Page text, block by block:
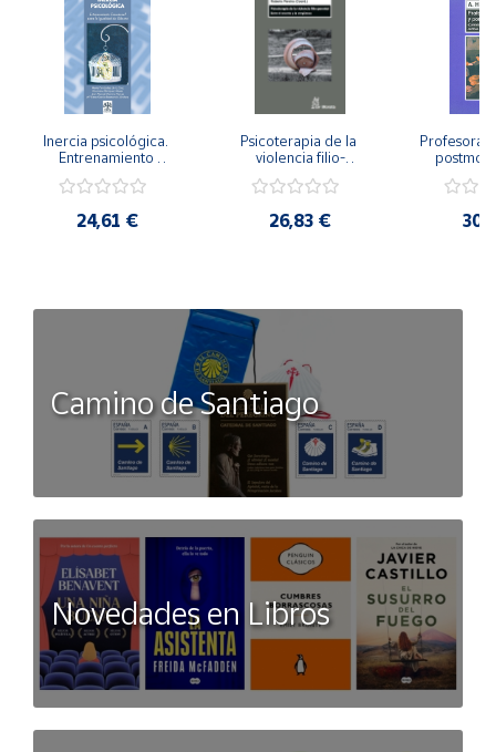
Inercia psicológica.
Entrenamiento
Igualdad de Género.
24,61 €
Psicoterapia de la
violencia filio-
secreto y la
26,83 €
Camino de Santiago
Novedades en Libros